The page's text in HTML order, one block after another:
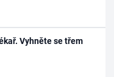
Vyhněte se třem